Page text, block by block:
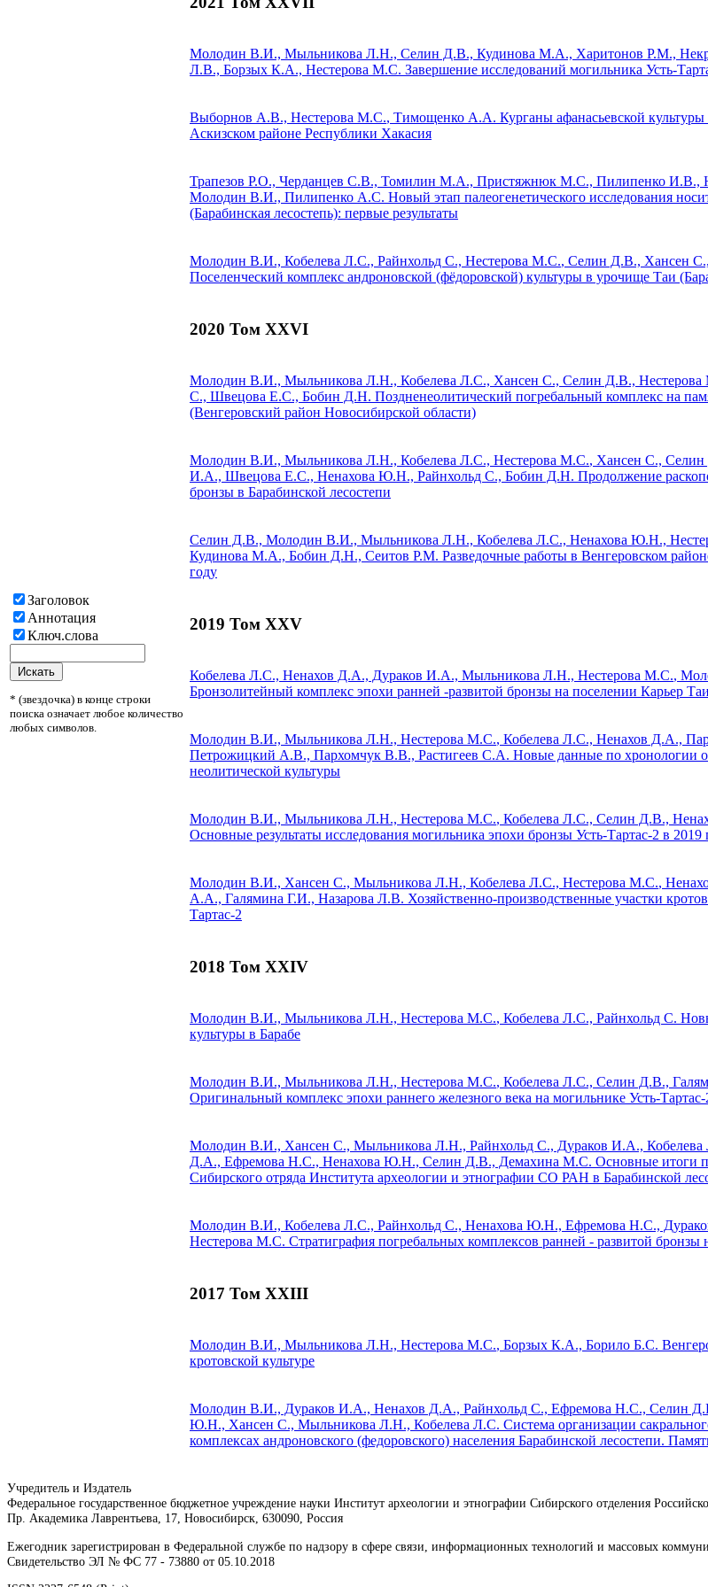
Заголовок
Аннотация
Ключ.слова
* (звездочка) в конце строки
поиска означает любое количество
любых символов.
Молодин В.И., Мыльникова Л.Н., Селин Д.В., Кудинова М.А., Харитонов Р.М.,
Л.В., Борзых К.А., Нестерова М.С. Завершение исследований могильника Усть-
Выборнов А.В., Нестерова М.С., Тимощенко А.А. Курганы афанасьевской
Аскизском районе Республики Хакасия
Трапезов P.O., Черданцев С.В., Томилин М.А., Пристяжнюк М.С., Пилипенко И.В.,
Молодин В.И., Пилипенко A.C. Новый этап палеогенетического исследования
(Барабинская лесостепь): первые результаты
Молодин В.И., Кобелева Л.С., Райнхольд С., Нестерова М.С., Селин Д.В., Хансен
Поселенческий комплекс андроновской (фёдоровской) культуры в урочище Таи
2020 Том XXVI
Молодин В.И., Мыльникова Л.Н., Кобелева Л.С., Хансен С., Селин Д.В.,
С., Швецова Е.С., Бобин Д.Н. Поздненеолитический погребальный комплекс на
(Венгеровский район Новосибирской области)
Молодин В.И., Мыльникова Л.Н., Кобелева Л.С., Нестерова М.С., Хансен С.,
И.А., Швецова Е.С., Ненахова Ю.Н., Райнхольд С., Бобин Д.Н. Продолжение
бронзы в Барабинской лесостепи
Селин Д.В., Молодин В.И., Мыльникова Л.Н., Кобелева Л.С., Ненахова Ю.Н.,
Кудинова М.А., Бобин Д.Н., Сеитов P.M. Разведочные работы в Венгеровском
году
2019 Том XXV
Кобелева Л.С., Ненахов Д.А., Дураков И.А., Мыльникова Л.Н., Нестерова М.С.,
Бронзолитейный комплекс эпохи ранней -развитой бронзы на поселении Карьер
Молодин В.И., Мыльникова Л.Н., Нестерова М.С., Кобелева Л.С., Ненахов Д.А.,
Петрожицкий А.В., Пархомчук В.В., Растигеев С.А. Новые данные по хронологии
неолитической культуры
Молодин В.И., Мыльникова Л.Н., Нестерова М.С., Кобелева Л.С., Селин Д.В.,
Основные результаты исследования могильника эпохи бронзы Усть-Тартас-2 в 2019
Молодин В.И., Хансен С., Мыльникова Л.Н., Кобелева Л.С., Нестерова М.С.,
А.А., Галямина Г.И., Назарова Л.В. Хозяйственно-производственные участки
Тартас-2
2018 Том XXIV
Молодин В.И., Мыльникова Л.Н., Нестерова М.С., Кобелева Л.С., Райнхольд С.
культуры в Барабе
Молодин В.И., Мыльникова Л.Н., Нестерова М.С., Кобелева Л.С., Селин Д.В.,
Оригинальный комплекс эпохи раннего железного века на могильнике Усть-Тартас-
Молодин В.И., Хансен С., Мыльникова Л.Н., Райнхольд С., Дураков И.А., Кобелева
Д.А., Ефремова Н.С., Ненахова Ю.Н., Селин Д.В., Демахина М.С. Основные итоги
Сибирского отряда Института археологии и этнографии СО РАН в Барабинской
Молодин В.И., Кобелева Л.С., Райнхольд С., Ненахова Ю.Н., Ефремова Н.С.,
Нестерова М.С. Стратиграфия погребальных комплексов ранней - развитой бронзы
2017 Том XXIII
Молодин В.И., Мыльникова Л.Н., Нестерова М.С., Борзых К.А., Борило Б.С.
кротовской культуре
Молодин В.И., Дураков И.А., Ненахов Д.А., Райнхольд С., Ефремова Н.С., Селин
Ю.Н., Хансен С., Мыльникова Л.Н., Кобелева Л.С. Система организации
комплексах андроновского (федоровского) населения Барабинской лесостепи.
Учредитель и Издатель
Федеральное государственное бюджетное учреждение науки Институт археологии и этнографии Сибирского отделения
Пр. Академика Лаврентьева, 17, Новосибирск, 630090, Россия
Ежегодник зарегистрирован в Федеральной службе по надзору в сфере связи, информационных технологий и массовых
Свидетельство ЭЛ № ФС 77 - 73880 от 05.10.2018